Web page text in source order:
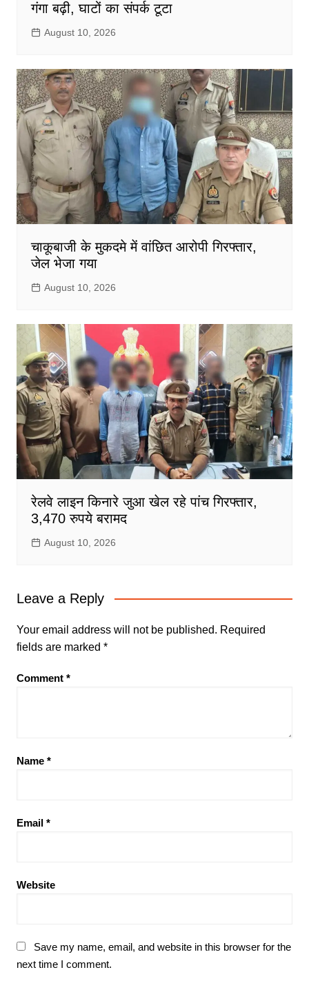
गंगा बढ़ी, घाटों का संपर्क टूटा
August 10, 2026
चाकूबाजी के मुकदमे में वांछित आरोपी गिरफ्तार,
जेल भेजा गया
August 10, 2026
रेलवे लाइन किनारे जुआ खेल रहे पांच गिरफ्तार,
3,470 रुपये बरामद
August 10, 2026
Leave a Reply
Your email address will not be published. Required
fields are marked *
Comment *
Name *
Email *
Website
Save my name, email, and website in this browser for the
next time I comment.